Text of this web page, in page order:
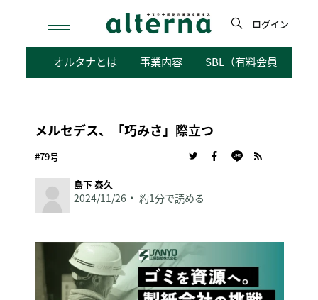
検
ログイン
オルタナとは 事業内容 SBL（有料会員向けサ
メルセデス、「巧みさ」際立つ
#79号
島下 泰久
2024/11/26 約1分で読める